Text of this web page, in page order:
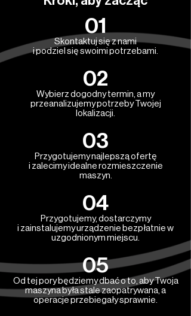
01
Skontaktuj się z nami
i podziel się swoimi potrzebami.
02
Wybierz dogodny termin, a my
przeanalizujemy potrzeby Twojej
lokalizacji.
03
Przygotujemy najlepszą ofertę
i zalecimy idealne rozmieszczenie
maszyn.
04
Przygotujemy, dostarczymy
i zainstalujemy urządzenie bezpłatnie w
uzgodnionym miejscu.
05
Od tej pory będziemy dbać o to, aby Twoja
maszyna była stale zaopatrywana, a
operacje przebiegały sprawnie.